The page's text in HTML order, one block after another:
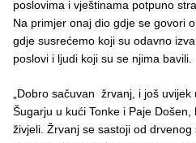
poslovima i vještinama potpuno
Na primjer onaj dio gdje se govori
gdje susrećemo koji su odavno
poslovi i ljudi koji su se njima bavili.
„Dobro sačuvan žrvanj, i još
Šugarju u kući Tonke i Paje
živjeli. Žrvanj se sastoji od drvenog